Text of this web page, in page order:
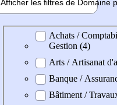
Afficher les filtres de Domaine
Domaine professionel
Achats /
Gestion (4)
Arts / Artisanat
Banque /
Bâtiment /